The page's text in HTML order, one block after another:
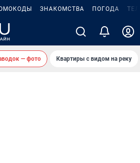
ЗНАКОМСТВА ПОГОДА
— фото Квартиры с видом на реку